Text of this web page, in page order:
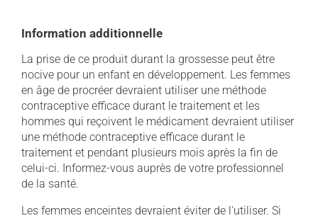
Information additionnelle
La prise de ce produit durant la grossesse peut être
nocive pour un enfant en développement. Les femmes
en âge de procréer devraient utiliser une méthode
contraceptive efficace durant le traitement et les
hommes qui reçoivent le médicament devraient utiliser
une méthode contraceptive efficace durant le
traitement et pendant plusieurs mois après la fin de
celui-ci. Informez-vous auprès de votre professionnel
de la santé.
Les femmes enceintes devraient éviter de l'utiliser. Si